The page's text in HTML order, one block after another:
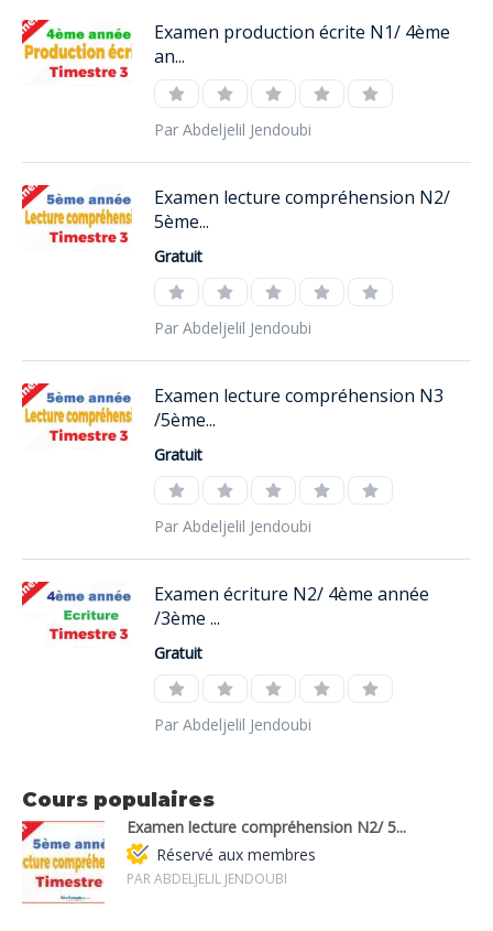
Examen production écrite N1/ 4ème
an...
Par Abdeljelil Jendoubi
Examen lecture compréhension N2/
5ème...
Gratuit
Par Abdeljelil Jendoubi
Examen lecture compréhension N3
/5ème...
Gratuit
Par Abdeljelil Jendoubi
Examen écriture N2/ 4ème année
/3ème ...
Gratuit
Par Abdeljelil Jendoubi
Cours populaires
Examen lecture compréhension N2/ 5...
Réservé aux membres
PAR ABDELJELIL JENDOUBI